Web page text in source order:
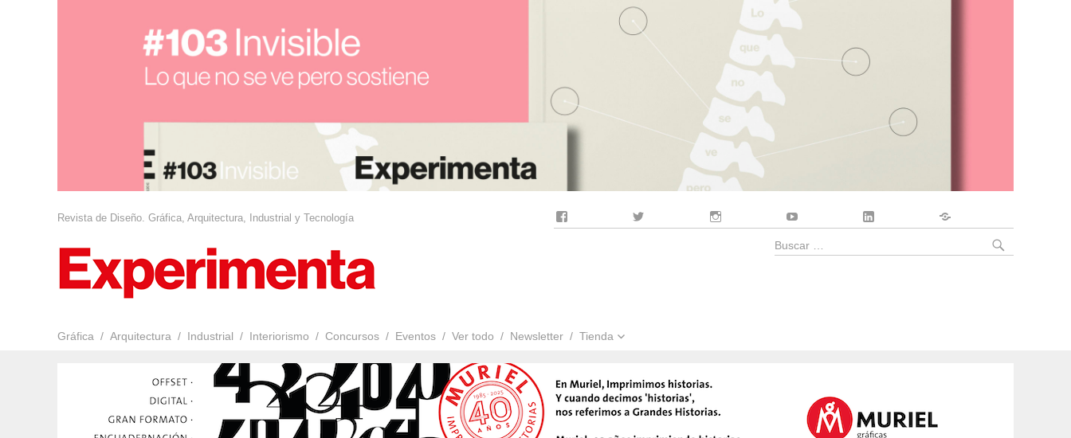
Revista de Diseño. Gráfica, Arquitectura, Industrial y Tecnología
Gráfica Arquitectura Industrial Interiorismo Concursos Eventos Ver todo Newsletter Tienda
Buscar